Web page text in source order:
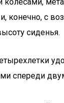
конечно, с
сиденья.
спереди